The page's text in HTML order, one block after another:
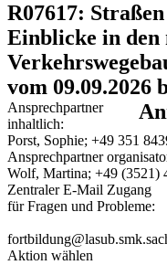
R07617:
Einblicke in den
vom 09.09.2026
Ansprechpartner
inhaltlich:
Porst, Sophie; +49 351
Ansprechpartner
Wolf, Martina; +49 (3521)
Zentraler E-Mail Zugang
für Fragen und Probleme:
Aktion wählen